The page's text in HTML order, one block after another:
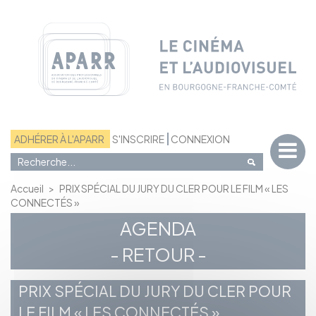
ADHÉRER À L'APARR S'INSCRIRE CONNEXION
Accueil > PRIX SPÉCIAL DU JURY DU CLER POUR LE FILM « LES
CONNECTÉS »
AGENDA
- RETOUR -
PRIX SPÉCIAL DU JURY DU CLER POUR